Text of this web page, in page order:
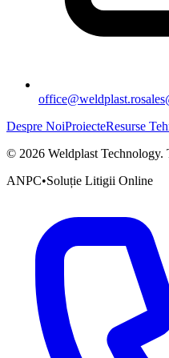
office@weldplast.ro
Despre NoiProiecteResurse
© 2026 Weldplast Technology.
ANPC•Soluție Litigii Online